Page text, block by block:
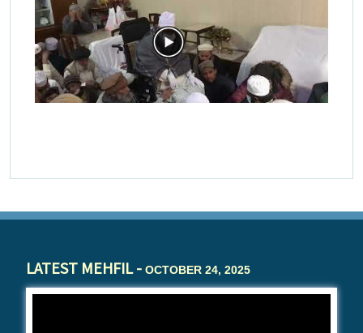
LATEST MEHFIL - OCTOBER 24, 2025